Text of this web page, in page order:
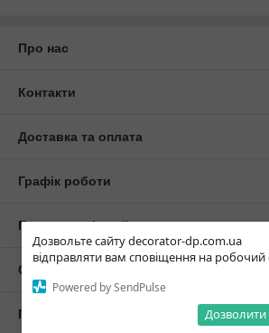
Дозвольте сайту decorator-dp.com.ua
відправляти вам сповіщення на робочий
Powered by SendPulse
Дозволити
Про нас
Контакти
Доставка та оплата
Графік роботи
Повна версія сайту
Сайт створено на маркетплейсі
Політика конфіденційності